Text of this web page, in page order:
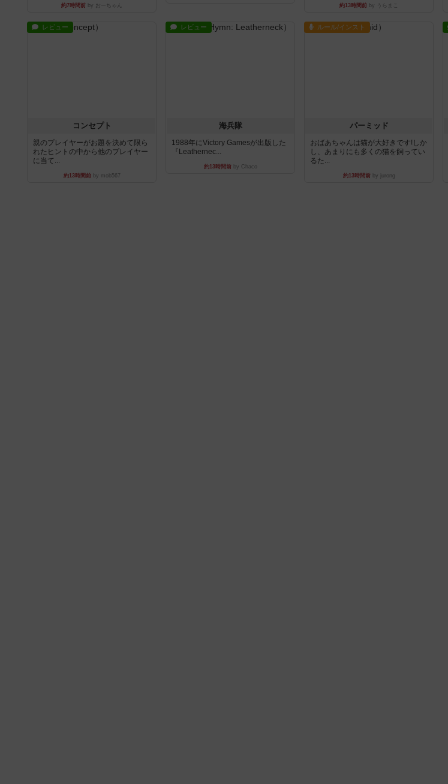
約7時間前 by おーちゃん 約13時間前 by うらまこ
レビュー
コンセプト
親のプレイヤーがお題を決めて限ら
れたヒントの中から他のプレイヤー
に当て...
約13時間前by mob567
レビュー
海兵隊
1988年にVictory Gamesが出版した
『Leathernec...
約13時間前by Chaco
ルール/インスト
パーミッド
おばあちゃんは猫が大好きです!しか
し、あまりにも多くの猫を飼ってい
るた...
約13時間前by jurong